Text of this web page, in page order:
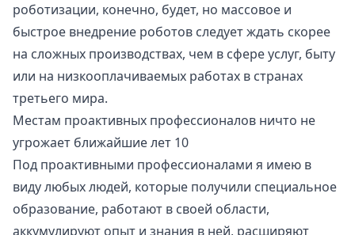
роботизации, конечно, будет, но массовое и
быстрое внедрение роботов следует ждать скорее
на сложных производствах, чем в сфере услуг, быту
или на низкооплачиваемых работах в странах
третьего мира.
Местам проактивных профессионалов ничто не
угрожает ближайшие лет 10
Под проактивными профессионалами я имею в
виду любых людей, которые получили специальное
образование, работают в своей области,
аккумулируют опыт и знания в ней, расширяют